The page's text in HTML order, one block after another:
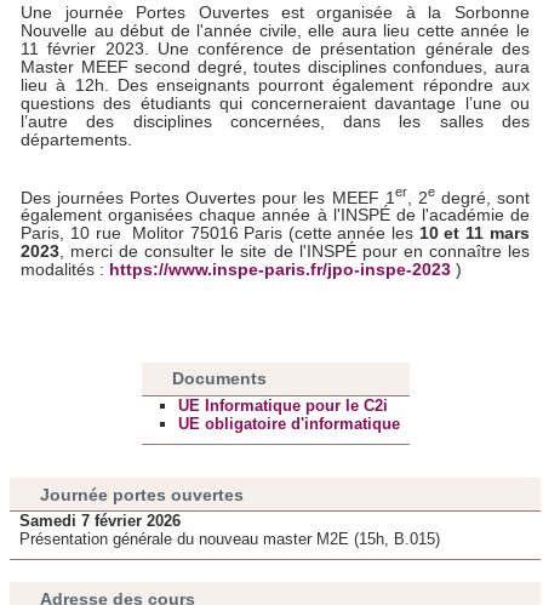
notre site avec nos partenaires de médias sociaux, de
publicité et d'analyse, qui peuvent combiner celles-ci avec
d'autres informations que vous leur avez fournies ou qu'ils
ont collectées lors de votre utilisation de leurs services.
Une journée Portes Ouvertes est organisée à la Sorbonne
Nouvelle au début de l'année civile, elle aura lieu cette année le
11 février 2023. Une conférence de présentation générale des
Master MEEF second degré, toutes disciplines confondues, aura
lieu à 12h. Des enseignants pourront également répondre aux
questions des étudiants qui concerneraient davantage l’une ou
l’autre des disciplines concernées, dans les salles des
départements.
Des journées Portes Ouvertes pour les MEEF 1 er , 2edegré, sont
également organisées chaque année à l'INSPÉ de l'académie de
Paris, 10 rue Molitor 75016 Paris (cette année les 10 et 11 mars
2023, merci de consulter le site de l'INSPÉ pour en connaître les
modalités : https://www.inspe-paris.fr/jpo-inspe-2023 )
Documents
UE Informatique pour le C2i
UE obligatoire d'informatique
Journée portes ouvertes
Samedi 7 février 2026
Présentation générale du nouveau master M2E (15h, B.015)
Adresse des cours